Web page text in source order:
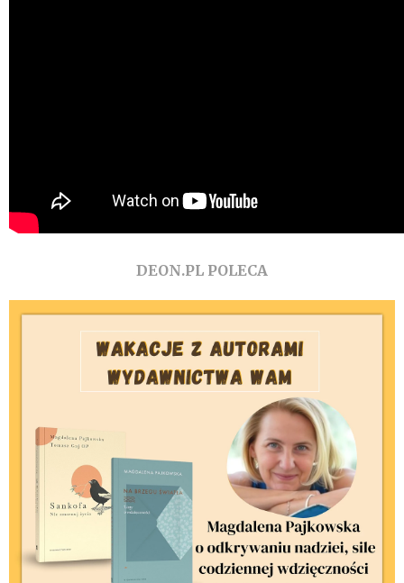
DEON.PL POLECA